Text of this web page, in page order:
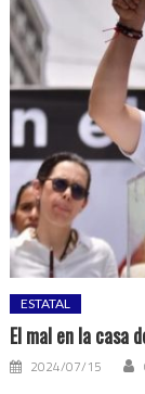
ESTATAL
El mal en la casa
2024/07/15